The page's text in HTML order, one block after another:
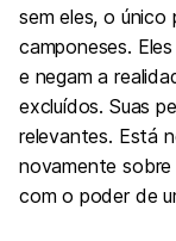
sem eles, o
camponeses.
e negam a
excluídos. Suas
relevantes. Está
novamente
com o poder de